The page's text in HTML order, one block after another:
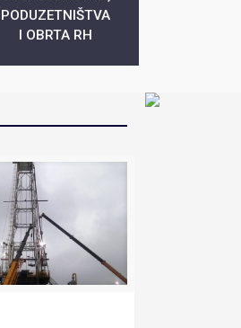
PODUZETNIŠTVA
I OBRTA RH